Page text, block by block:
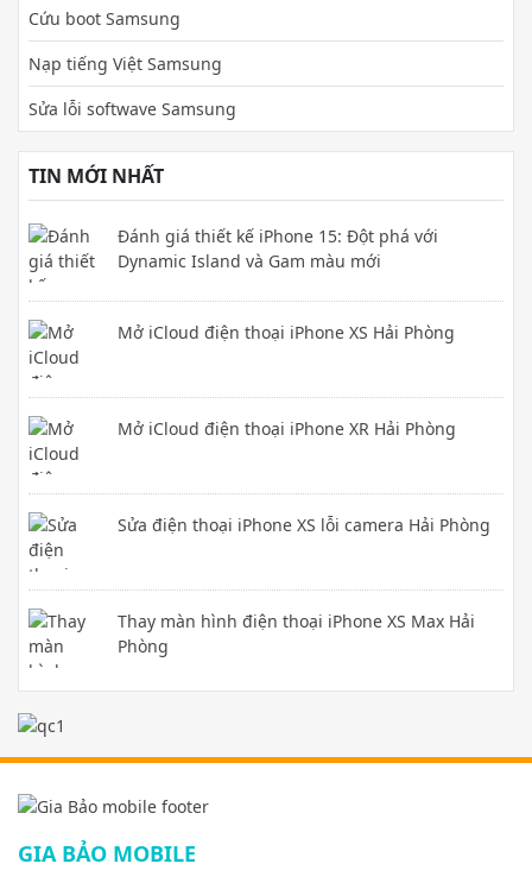
Cứu boot Samsung
Nạp tiếng Việt Samsung
Sửa lỗi softwave Samsung
TIN MỚI NHẤT
Đánh giá thiết kế iPhone 15: Đột phá với
Dynamic Island và Gam màu mới
Mở iCloud điện thoại iPhone XS Hải Phòng
Mở iCloud điện thoại iPhone XR Hải Phòng
Sửa điện thoại iPhone XS lỗi camera Hải Phòng
Thay màn hình điện thoại iPhone XS Max Hải
Phòng
GIA BẢO MOBILE